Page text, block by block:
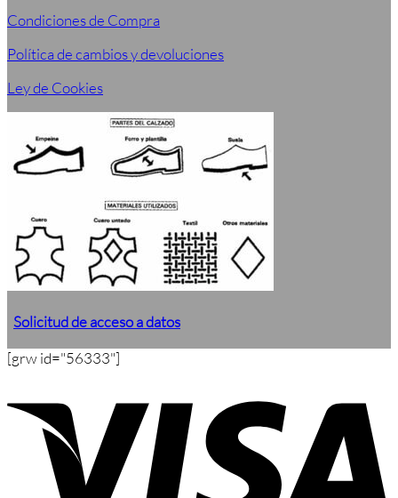
Condiciones de Compra
Política de cambios y devoluciones
Ley de Cookies
Solicitud de acceso a datos
[grw id="56333"]